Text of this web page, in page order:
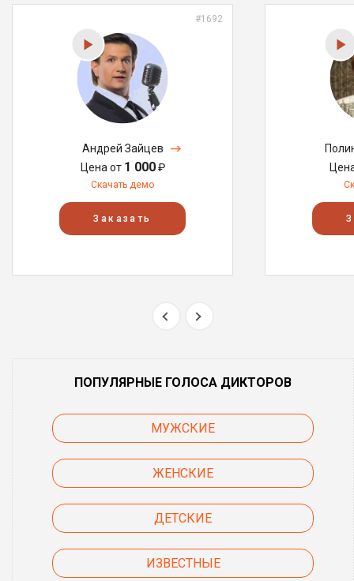
#1692
Андрей Зайцев
Цена от 1 000₽
Скачать демо
Заказать
ПОПУЛЯРНЫЕ ГОЛОСА ДИКТОРОВ
МУЖСКИЕ
ЖЕНСКИЕ
ДЕТСКИЕ
ИЗВЕСТНЫЕ